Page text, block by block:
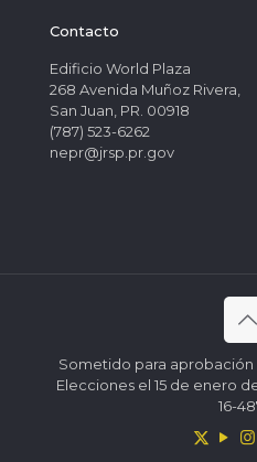
Contacto
Edificio World Plaza
268 Avenida Muñoz Rivera,
San Juan, PR. 00918
(787) 523-6262
nepr@jrsp.pr.gov
Sometido para aprobación
Elecciones el 15 de enero
16-